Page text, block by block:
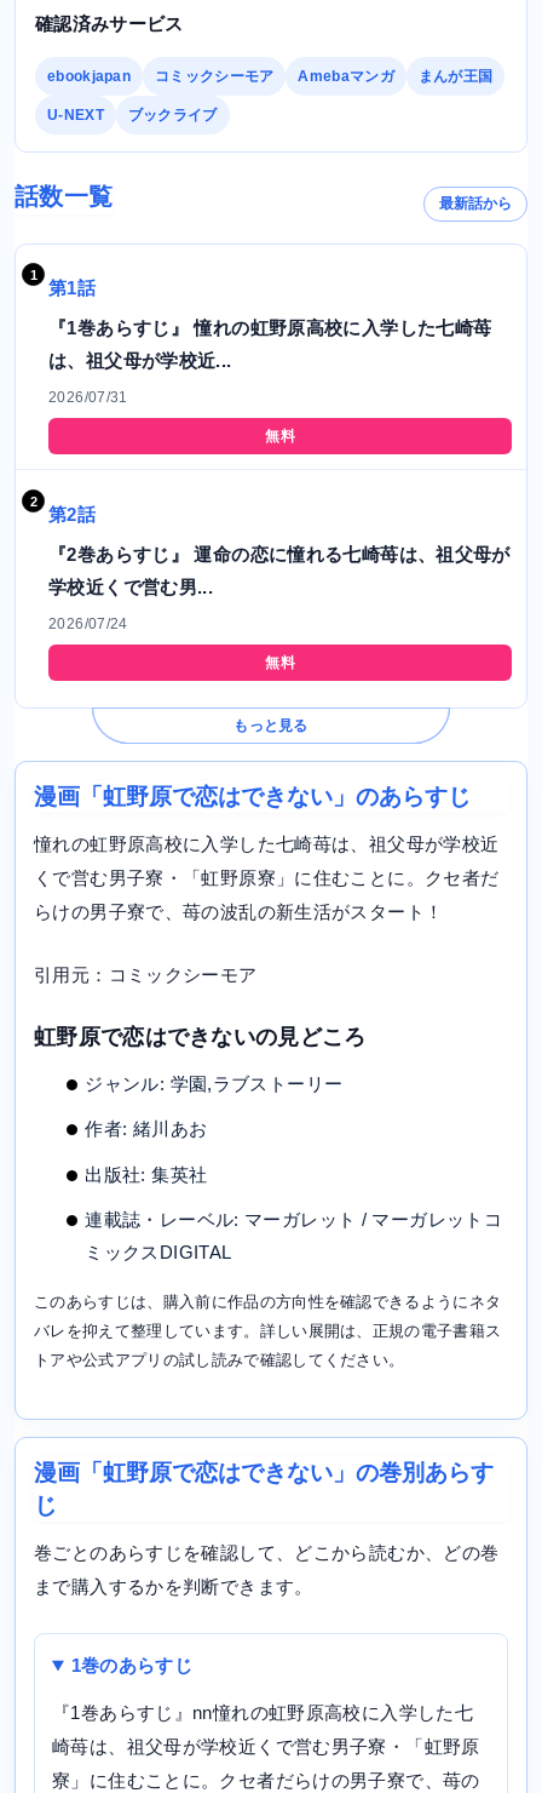
確認済みサービス
ebookjapan コミックシーモア Amebaマンガ まんが王国
U-NEXT ブックライブ
話数一覧 最新話から
第1話
『1巻あらすじ』 憧れの虹野原高校に入学した七崎苺
は、祖父母が学校近...
2026/07/31
無料
第2話
『2巻あらすじ』 運命の恋に憧れる七崎苺は、祖父母が
学校近くで営む男...
2026/07/24
無料
もっと見る
漫画「虹野原で恋はできない」のあらすじ
憧れの虹野原高校に入学した七崎苺は、祖父母が学校近
くで営む男子寮・「虹野原寮」に住むことに。クセ者だ
らけの男子寮で、苺の波乱の新生活がスタート！
引用元：コミックシーモア
虹野原で恋はできないの見どころ
ジャンル: 学園,ラブストーリー
作者: 緒川あお
出版社: 集英社
連載誌・レーベル: マーガレット / マーガレットコ
ミックスDIGITAL
このあらすじは、購入前に作品の方向性を確認できるようにネタ
バレを抑えて整理しています。詳しい展開は、正規の電子書籍ス
トアや公式アプリの試し読みで確認してください。
漫画「虹野原で恋はできない」の巻別あらす
じ
巻ごとのあらすじを確認して、どこから読むか、どの巻
まで購入するかを判断できます。
1巻のあらすじ
『1巻あらすじ』nn憧れの虹野原高校に入学した七
崎苺は、祖父母が学校近くで営む男子寮・「虹野原
寮」に住むことに。クセ者だらけの男子寮で、苺の